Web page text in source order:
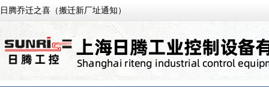
日腾乔迁之喜（搬迁新厂址通知）